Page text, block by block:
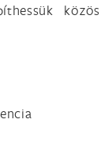
közös